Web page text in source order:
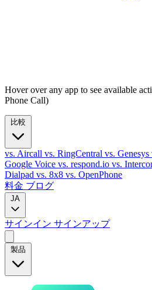
Hover over any app to see available
Phone Call)
vs. Aircall vs. RingCentral vs. Genesys
Google Voice vs. respond.io vs.
Dialpad vs. 8x8 vs. OpenPhone
料金 ブログ
JA
サインイン サインアップ
製品